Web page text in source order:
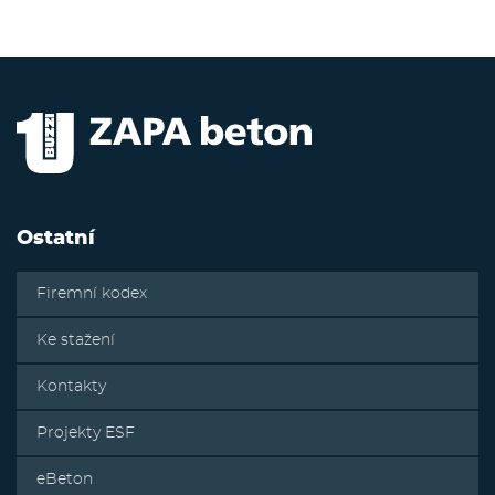
Ostatní
Firemní kodex
Ke stažení
Kontakty
Projekty ESF
eBeton